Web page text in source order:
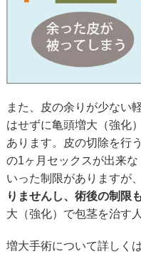
また、皮の余りが少ない
はせずに亀頭増大（強化
あります。皮の切除を行
の1ヶ月セックスが出来
いった制限がありますが、
りませんし、術後の制限
大（強化）で包茎を治す
増大手術について詳しく